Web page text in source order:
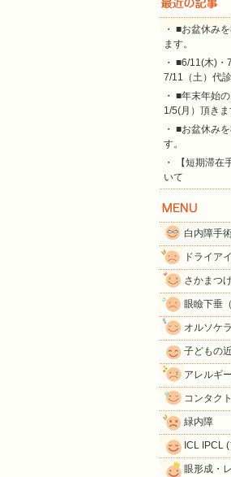
・ ■お盆休み
ます。
・ ■6/11(木)・
7/11（土）代
・ ■年末年始
1/5(月）頂きま
・ ■お盆休み
す。
・ 【短期滞在
いて
白内障手
ドライア
さかまつ
眼瞼下垂
オルソケ
子どもの
アレルギ
コンタク
緑内障
ICL IPCL
眼形成・